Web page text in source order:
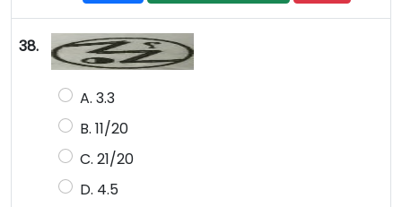
38.
A. 3.3
B. 11/20
C. 21/20
D. 4.5